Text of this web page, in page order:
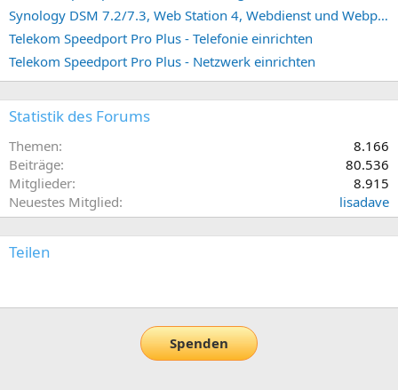
Synology DSM 7.2/7.3, Web Station 4, Webdienst und Webportal erstellen (ehemals vHost)
Telekom Speedport Pro Plus - Telefonie einrichten
Telekom Speedport Pro Plus - Netzwerk einrichten
Statistik des Forums
Themen
8.166
Beiträge
80.536
Mitglieder
8.915
Neuestes Mitglied
lisadave
Teilen
Spenden